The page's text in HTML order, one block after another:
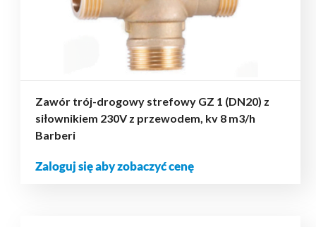
Zawór trój-drogowy strefowy GZ 1 (DN20) z
siłownikiem 230V z przewodem, kv 8 m3/h
Barberi
Zaloguj się aby zobaczyć cenę